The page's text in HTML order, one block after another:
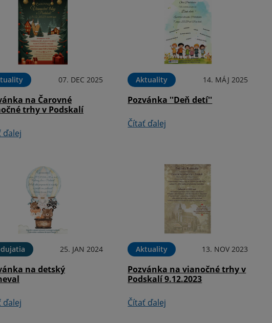
07. DEC 2025
na Čarovné
trhy v Podskalí
ďalej
Aktuality 14. MÁJ 2025
Pozvánka ''Deň detí''
Čítať ďalej
25. JAN 2024
na detský
ďalej
Aktuality 13. NOV 2023
Pozvánka na vianočné trhy v
Podskalí 9.12.2023
Čítať ďalej